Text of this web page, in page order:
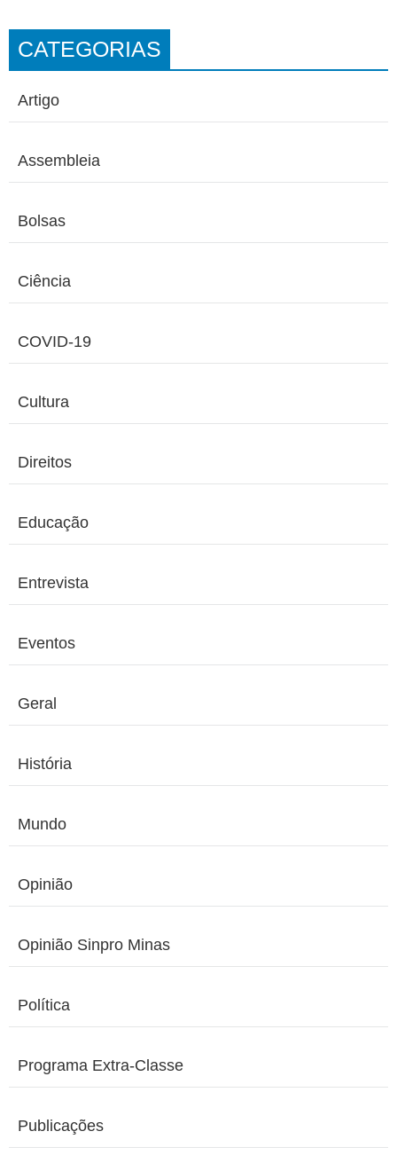
CATEGORIAS
Artigo
Assembleia
Bolsas
Ciência
COVID-19
Cultura
Direitos
Educação
Entrevista
Eventos
Geral
História
Mundo
Opinião
Opinião Sinpro Minas
Política
Programa Extra-Classe
Publicações